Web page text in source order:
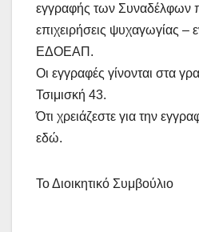
εγγραφής των Συναδέλφων
επιχειρήσεις ψυχαγωγίας –
ΕΔΟΕΑΠ.
Οι εγγραφές γίνονται στα
Τσιμισκή 43.
Ότι χρειάζεστε για την
εδώ.
Το Διοικητικό Συμβούλιο